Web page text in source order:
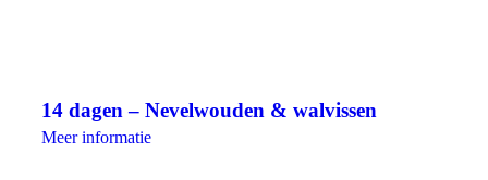
14 dagen – Nevelwouden & walvissen
Meer informatie